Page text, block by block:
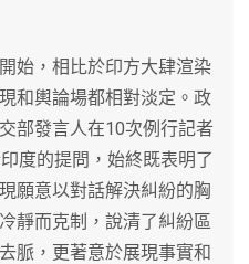
始，相比於印方大肆渲染
和輿論場都相對淡定。政
部發言人在10次例行記者
度的提問，始終既表明了
願意以對話解決糾紛的胸
靜而克制，說清了糾紛區
脈，更著意於展現事實和